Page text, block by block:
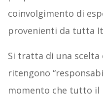
coinvolgimento di
provenienti da tutta
Si tratta di una
ritengono
momento che tutto il